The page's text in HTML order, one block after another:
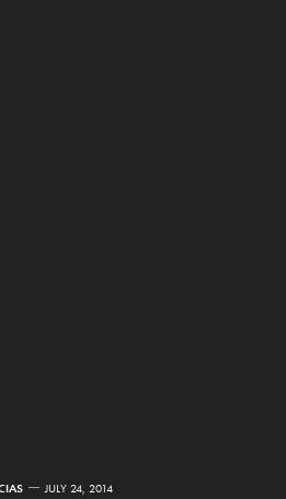
JULY 24, 2014